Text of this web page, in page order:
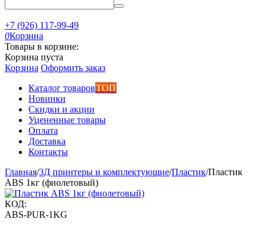
+7 (926) 117-99-49
0Корзина
Товары в корзине:
Корзина пуста
Корзина Оформить заказ
Каталог товаровТОП
Новинки
Скидки и акции
Уцененные товары
Оплата
Доставка
Контакты
Главная/3Д принтеры и комплектующие/Пластик/Пластик
ABS 1кг (фиолетовый)
КОД:
ABS-PUR-1KG